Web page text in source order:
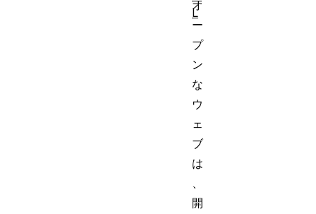
オ
ー
プ
ン
な
ウ
ェ
ブ
は
開
L